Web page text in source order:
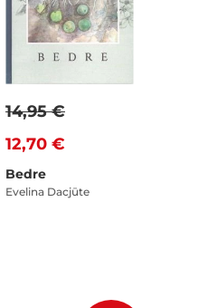
12,70 €
14,95 €
Bedre
Evelina Dacjūte